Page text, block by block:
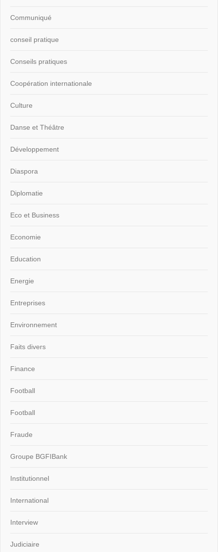
Communiqué
conseil pratique
Conseils pratiques
Coopération internationale
Culture
Danse et Théâtre
Développement
Diaspora
Diplomatie
Eco et Business
Economie
Education
Energie
Entreprises
Environnement
Faits divers
Finance
Football
Football
Fraude
Groupe BGFIBank
Institutionnel
International
Interview
Judiciaire